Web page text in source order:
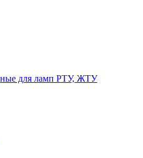
для ламп РТУ, ЖТУ